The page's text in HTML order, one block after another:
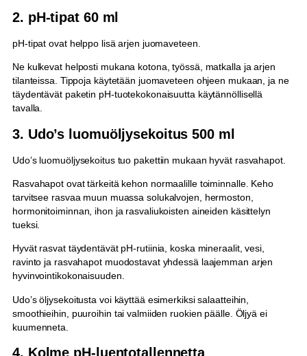
2. pH-tipat 60 ml
pH-tipat ovat helppo lisä arjen juomaveteen.
Ne kulkevat helposti mukana kotona, työssä, matkalla ja arjen
tilanteissa. Tippoja käytetään juomaveteen ohjeen mukaan, ja ne
täydentävät paketin pH-tuotekokonaisuutta käytännöllisellä
tavalla.
3. Udo’s luomuöljysekoitus 500 ml
Udo’s luomuöljysekoitus tuo pakettiin mukaan hyvät rasvahapot.
Rasvahapot ovat tärkeitä kehon normaalille toiminnalle. Keho
tarvitsee rasvaa muun muassa solukalvojen, hermoston,
hormonitoiminnan, ihon ja rasvaliukoisten aineiden käsittelyn
tueksi.
Hyvät rasvat täydentävät pH-rutiinia, koska mineraalit, vesi,
ravinto ja rasvahapot muodostavat yhdessä laajemman arjen
hyvinvointikokonaisuuden.
Udo’s öljysekoitusta voi käyttää esimerkiksi salaatteihin,
smoothieihin, puuroihin tai valmiiden ruokien päälle. Öljyä ei
kuumenneta.
4. Kolme pH-luentotallennetta